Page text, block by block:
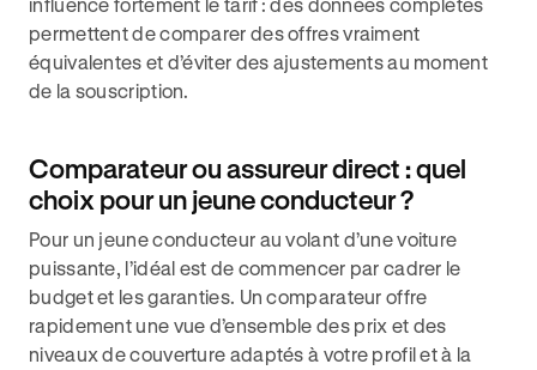
permettent de comparer des offres vraiment
équivalentes et d’éviter des ajustements au moment
de la souscription.
Comparateur ou assureur direct : quel
choix pour un jeune conducteur ?
Pour un jeune conducteur au volant d’une voiture
puissante, l’idéal est de commencer par cadrer le
budget et les garanties. Un comparateur offre
rapidement une vue d’ensemble des prix et des
niveaux de couverture adaptés à votre profil et à la